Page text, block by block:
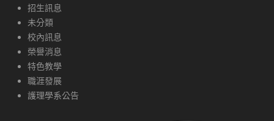
招生訊息
未分類
校內訊息
榮譽消息
特色教學
職涯發展
護理學系公告